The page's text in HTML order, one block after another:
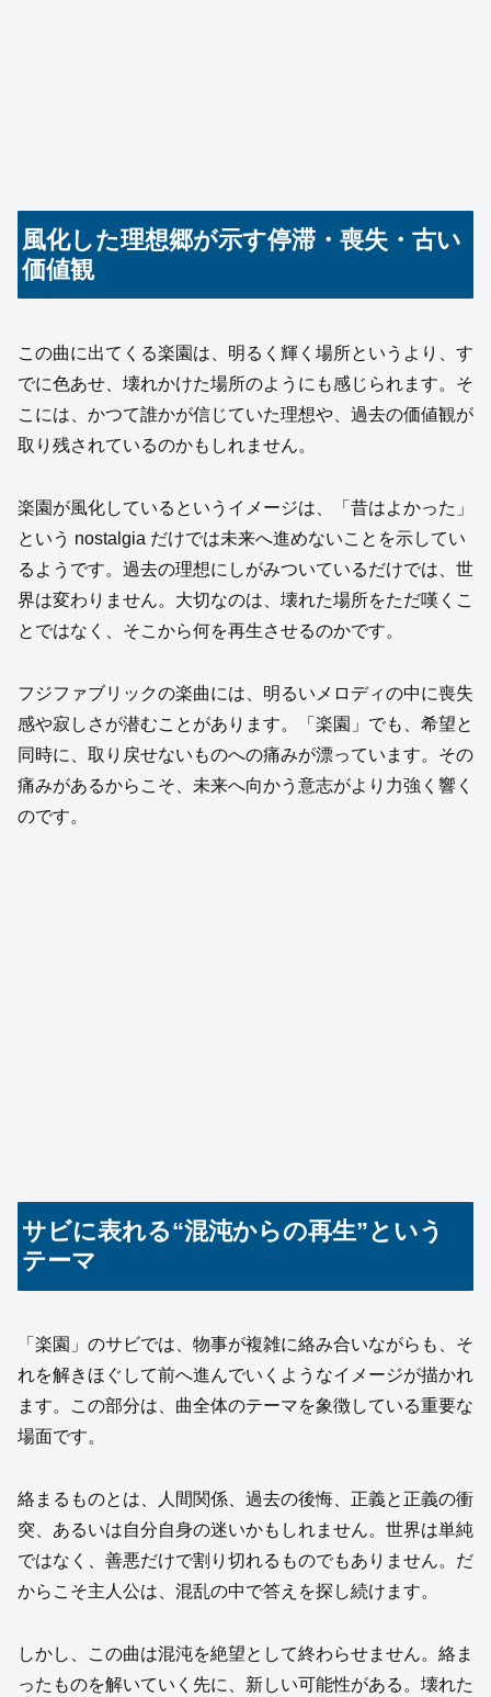
風化した理想郷が示す停滞・喪失・古い
価値観
この曲に出てくる楽園は、明るく輝く場所というより、す
でに色あせ、壊れかけた場所のようにも感じられます。そ
こには、かつて誰かが信じていた理想や、過去の価値観が
取り残されているのかもしれません。
楽園が風化しているというイメージは、「昔はよかった」
という nostalgia だけでは未来へ進めないことを示してい
るようです。過去の理想にしがみついているだけでは、世
界は変わりません。大切なのは、壊れた場所をただ嘆くこ
とではなく、そこから何を再生させるのかです。
フジファブリックの楽曲には、明るいメロディの中に喪失
感や寂しさが潜むことがあります。「楽園」でも、希望と
同時に、取り戻せないものへの痛みが漂っています。その
痛みがあるからこそ、未来へ向かう意志がより力強く響く
のです。
サビに表れる“混沌からの再生”という
テーマ
「楽園」のサビでは、物事が複雑に絡み合いながらも、そ
れを解きほぐして前へ進んでいくようなイメージが描かれ
ます。この部分は、曲全体のテーマを象徴している重要な
場面です。
絡まるものとは、人間関係、過去の後悔、正義と正義の衝
突、あるいは自分自身の迷いかもしれません。世界は単純
ではなく、善悪だけで割り切れるものでもありません。だ
からこそ主人公は、混乱の中で答えを探し続けます。
しかし、この曲は混沌を絶望として終わらせません。絡ま
ったものを解いていく先に、新しい可能性がある。壊れた